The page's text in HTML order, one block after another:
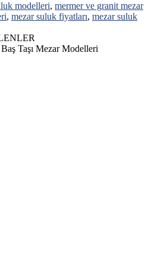
modelleri, mermer ve granit mezar
, mezar suluk fiyatları, mezar suluk
Taşı Mezar Modelleri